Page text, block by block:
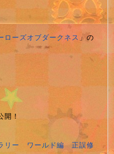
ーズオブダークネス」の
！
リー ワールド編 正誤修